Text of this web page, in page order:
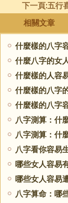
下一頁:五行
相關文章
什麼樣的八字
什麼八字的女
什麼樣的人容
什麼樣的八字
什麼樣的八字
八字測算：什
八字測算：什
八字看你容易
哪些女人容易
哪些女人容易
八字算命：哪